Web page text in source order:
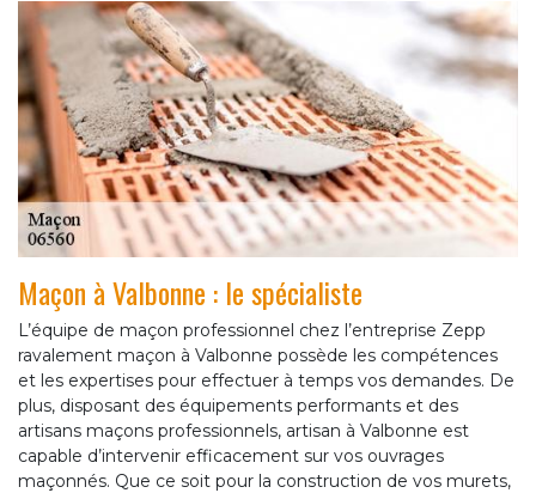
Maçon à Valbonne : le spécialiste
L’équipe de maçon professionnel chez l’entreprise Zepp
ravalement maçon à Valbonne possède les compétences
et les expertises pour effectuer à temps vos demandes. De
plus, disposant des équipements performants et des
artisans maçons professionnels, artisan à Valbonne est
capable d’intervenir efficacement sur vos ouvrages
maçonnés. Que ce soit pour la construction de vos murets,